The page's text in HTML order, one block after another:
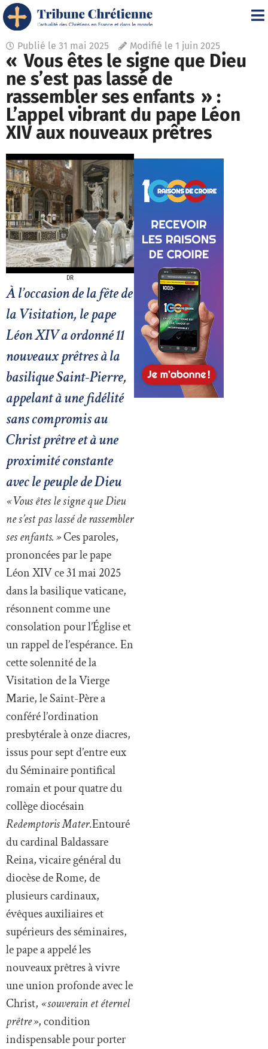
Publié le 31 mai 2025 Modifié le 1 juin 2025
« Vous êtes le signe que Dieu
ne s’est pas lassé de
rassembler ses enfants » :
L’appel vibrant du pape Léon
XIV aux nouveaux prêtres
DR
À l’occasion de la fête de
la Visitation, le pape
Léon XIV a ordonné 11
nouveaux prêtres à la
basilique Saint-Pierre,
appelant à une fidélité
sans compromis au
Christ prêtre et à une
proximité constante
avec le peuple de Dieu
« Vous êtes le signe que Dieu
ne s’est pas lassé de rassembler
ses enfants. »Ces paroles,
prononcées par le pape
Léon XIV ce 31 mai 2025
dans la basilique vaticane,
résonnent comme une
consolation pour l’Église et
un rappel de l’espérance. En
cette solennité de la
Visitation de la Vierge
Marie, le Saint-Père a
conféré l’ordination
presbytérale à onze diacres,
issus pour sept d’entre eux
du Séminaire pontifical
romain et pour quatre du
collège diocésain
Redemptoris Mater.Entouré
du cardinal Baldassare
Reina, vicaire général du
diocèse de Rome, de
plusieurs cardinaux,
évêques auxiliaires et
supérieurs des séminaires,
le pape a appelé les
nouveaux prêtres à vivre
une union profonde avec le
Christ, « souverain et éternel
prêtre », condition
indispensable pour porter